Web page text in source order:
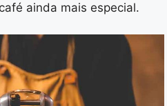
ainda mais especial.